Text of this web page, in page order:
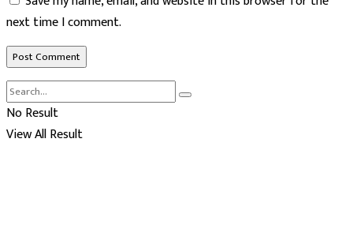
next time I comment.
No Result
View All Result